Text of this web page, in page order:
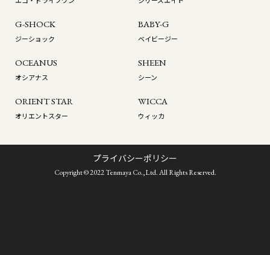
G-SHOCK
ジーショック
BABY-G
ベイビージー
OCEANUS
オシアナス
SHEEN
シーン
ORIENT STAR
オリエントスター
WICCA
ウィッカ
プライバシーポリシー
Copyright © 2022 Tenmaya Co.,Ltd. All Rights Reserved.